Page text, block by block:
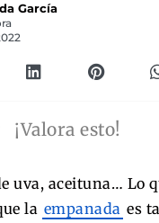
García
¡Valora esto!
uva, aceituna… Lo
la empanada es